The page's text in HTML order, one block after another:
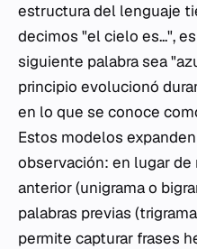
estructura del lenguaje
decimos "el cielo es...",
siguiente palabra sea
principio evolucionó
en lo que se conoce
Estos modelos
observación: en lugar de
anterior (unigrama o
palabras previas
permite capturar frases